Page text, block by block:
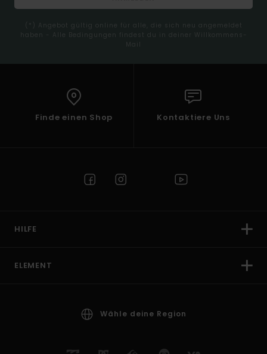
(*) Angebot gültig online für alle, die sich neu angemeldet
haben - Alle Bedingungen findest du in deiner Willkommens-
Mail
Finde einen Shop Kontaktiere Uns
HILFE
ELEMENT
Wähle deine Region